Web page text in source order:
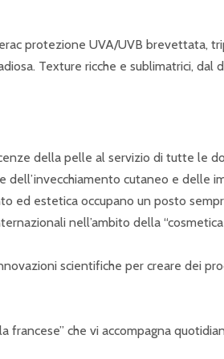
protezione UVA/UVB brevettata,
Texture ricche e sublimatrici,
della pelle al servizio di tutte le
cutaneo e delle
ed estetica occupano un posto
nell’ambito della
scientifiche per creare dei
francese” che vi accompagna